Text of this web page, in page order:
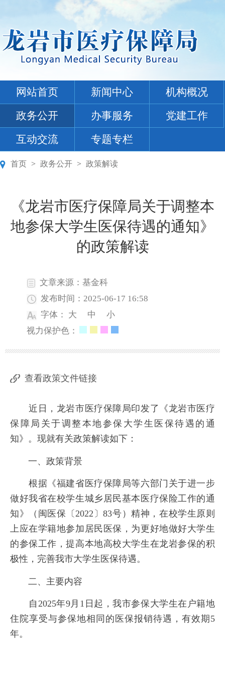
网站首页 新闻中心
机构概况
政务公开
办事服务
党建工作
互动交流
专题专栏
首页 > 政务公开 > 政策解读
《龙岩市医疗保障局关于调整本
地参保大学生医保待遇的通知》
的政策解读
文章来源：基金科
发布时间：2025-06-17 16:58
字体： 大 中
小
视力保护色：
查看政策文件链接
近日，龙岩市医疗保障局印发了《龙岩市医疗
保障局关于调整本地参保大学生医保待遇的通
知》。现就有关政策解读如下：
一、政策背景
根据《福建省医疗保障局等六部门关于进一步
做好我省在校学生城乡居民基本医疗保险工作的通
知》（闽医保〔2022〕83号）精神，在校学生原则
上应在学籍地参加居民医保，为更好地做好大学生
的参保工作，提高本地高校大学生在龙岩参保的积
极性，完善我市大学生医保待遇。
二、主要内容
自2025年9月1日起，我市参保大学生在户籍地
住院享受与参保地相同的医保报销待遇，有效期5
年。